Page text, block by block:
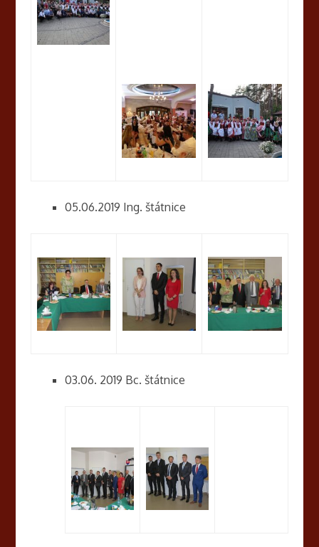
05.06.2019 Ing. štátnice
03.06. 2019 Bc. štátnice